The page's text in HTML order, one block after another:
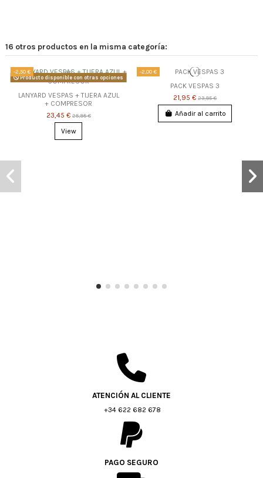
16 otros productos en la misma categoría:
-2,50 €
Producto disponible con otras opciones
LANYARD VESPAS + TIJERA AZUL
+ COMPRESOR
23,45 €25,95 €
View
-2,00 €
PACK VESPAS 3
21,95 €23,95 €
Añadir al carrito
ATENCIÓN AL CLIENTE
+34 622 682 678
PAGO SEGURO